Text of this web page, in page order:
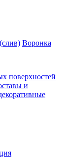
Воронка
поверхностей
и